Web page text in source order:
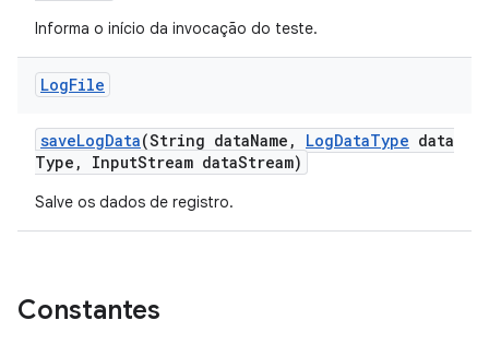
Informa o início da invocação do teste.
LogFile
saveLogData(String dataName , LogDataType data
Type , InputStream dataStream)
Salve os dados de registro.
Constantes